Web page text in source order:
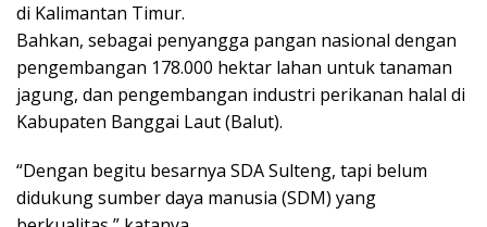
di Kalimantan Timur.
Bahkan, sebagai penyangga pangan nasional dengan
pengembangan 178.000 hektar lahan untuk tanaman
jagung, dan pengembangan industri perikanan halal di
Kabupaten Banggai Laut (Balut).
“Dengan begitu besarnya SDA Sulteng, tapi belum
didukung sumber daya manusia (SDM) yang